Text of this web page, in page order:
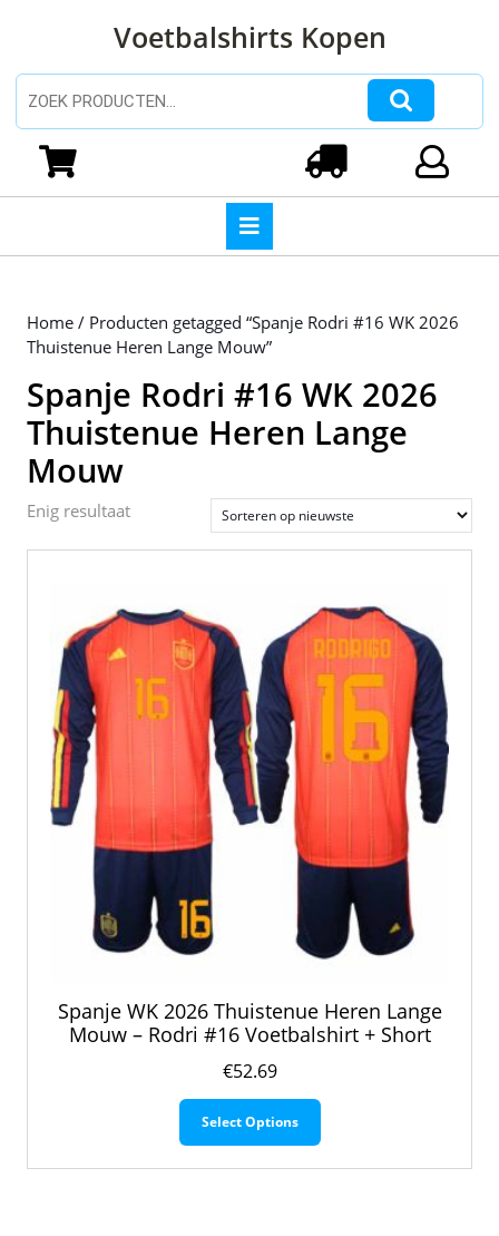
inhoud
Voetbalshirts Kopen
Zoeken naar:
Home / Producten getagged “Spanje Rodri #16 WK 2026
Thuistenue Heren Lange Mouw”
Spanje Rodri #16 WK 2026
Thuistenue Heren Lange
Mouw
Enig resultaat
Spanje WK 2026 Thuistenue Heren Lange
Mouw – Rodri #16 Voetbalshirt + Short
€52.69
Select Options
Dit